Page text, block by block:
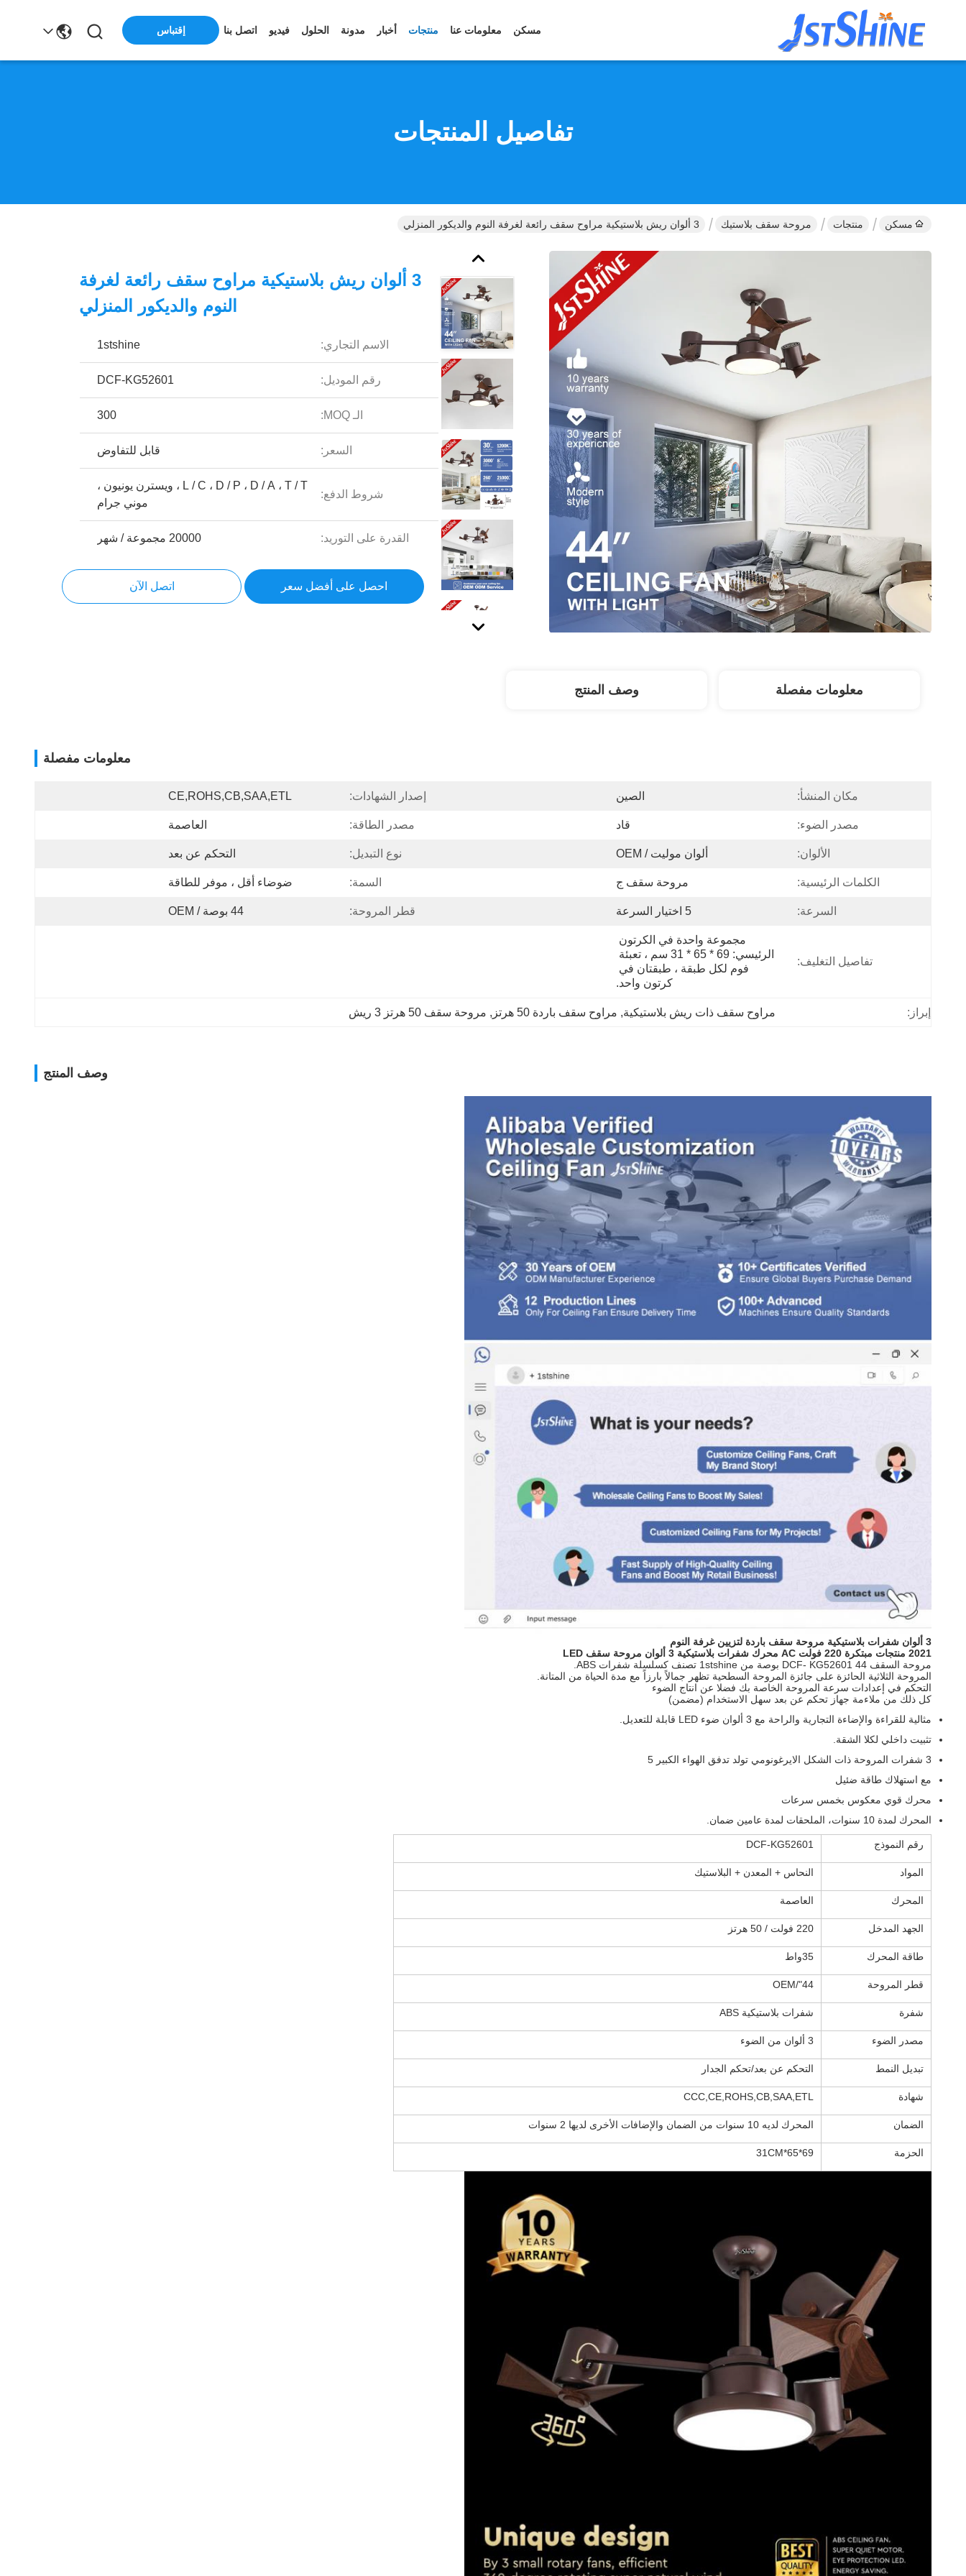
مسكن معلومات عنا منتجات أخبار مدونة الحلول فيديو اتصل بنا إقتباس
تفاصيل المنتجات
مسكن منتجات مروحة سقف بلاستيك 3 ألوان ريش بلاستيكية مراوح سقف رائعة لغرفة النوم والديكور المنزلي
3 ألوان ريش بلاستيكية مراوح سقف رائعة لغرفة
النوم والديكور المنزلي
الاسم التجاري: 1stshine
رقم الموديل: DCF-KG52601
الـ MOQ: 300
السعر: قابل للتفاوض
شروط الدفع:
L / C ، D / P ، D / A ، T / T ، ويسترن يونيون ،
موني جرام
القدرة على التوريد: 20000 مجموعة / شهر
احصل على أفضل سعر اتصل الآن
معلومات مفصلة وصف المنتج
معلومات مفصلة
مكان المنشأ: الصين إصدار الشهادات: CE,ROHS,CB,SAA,ETL
مصدر الضوء: قاد مصدر الطاقة: العاصمة
الألوان: ألوان موليت / OEM نوع التبديل: التحكم عن بعد
الكلمات الرئيسية: مروحة سقف ج السمة: ضوضاء أقل ، موفر للطاقة
السرعة: 5 اختيار السرعة قطر المروحة: 44 بوصة / OEM
تفاصيل التغليف:
كرتون واحد.
إبراز: مراوح سقف ذات ريش بلاستيكية, مراوح سقف باردة 50 هرتز , مروحة سقف 50 هرتز 3 ريش
وصف المنتج
3 ألوان شفرات بلاستيكية مروحة سقف باردة لتزيين غرفة النوم
2021 منتجات مبتكرة 220 فولت AC محرك شفرات بلاستيكية 3 ألوان مروحة سقف LED
مروحة السقف DCF- KG52601 44 بوصة من 1stshine تصنف كسلسلة شفرات ABS.
المروحة الثلاثية الحائزة على جائزة المروحة السطحية تظهر جمالاً بارزاً مع مدة الحياة من المتانة.
التحكم في إعدادات سرعة المروحة الخاصة بك فضلا عن انتاج الضوء
كل ذلك من ملاءمة جهاز تحكم عن بعد سهل الاستخدام (مضمن)
مثالية للقراءة والإضاءة التجارية والراحة مع 3 ألوان ضوء LED قابلة للتعديل.
تثبيت داخلي لكلا الشقة.
3 شفرات المروحة ذات الشكل الايرغونومي تولد تدفق الهواء الكبير 5
مع استهلاك طاقة ضئيل
محرك قوي معكوس بخمس سرعات
المحرك لمدة 10 سنوات، الملحقات لمدة عامين ضمان.
رقم النموذج DCF-KG52601
المواد النحاس + المعدن + البلاستيك
المحرك العاصمة
الجهد المدخل 220 فولت / 50 هرتز
طاقة المحرك 35واط
قطر المروحة 44"/OEM
شفرة شفرات بلاستيكية ABS
مصدر الضوء 3 ألوان من الضوء
تبديل النمط التحكم عن بعد/تحكم الجدار
شهادة CCC,CE,ROHS,CB,SAA,ETL
الضمان المحرك لديه 10 سنوات من الضمان والإضافات الأخرى لديها 2 سنوات
الحزمة 69*65*31CM